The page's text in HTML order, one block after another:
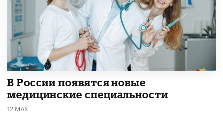
В России появятся новые
медицинские специальности
12 МАЯ